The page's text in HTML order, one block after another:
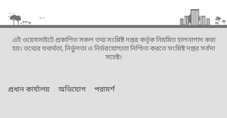
এই ওয়েবসাইটে প্রকাশিত সকল তথ্য সংশ্লিষ্ট দপ্তর কর্তৃক নিয়মিত হালনাগাদ করা
হয়। তথ্যের যথার্থতা, নির্ভুলতা ও নির্ভরযোগ্যতা নিশ্চিত করতে সংশ্লিষ্ট দপ্তর সর্বদা
সচেষ্ট।
প্রধান কার্যালয় অভিযোগ পরামর্শ